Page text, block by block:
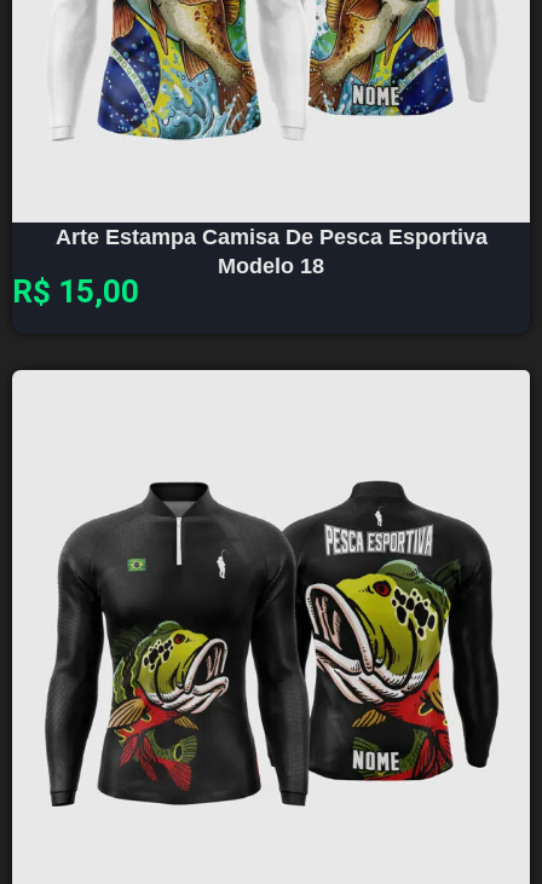
Arte Estampa Camisa De Pesca Esportiva
Modelo 18
R$ 15,00